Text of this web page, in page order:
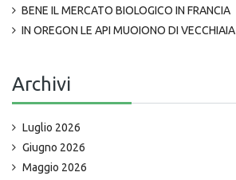
BENE IL MERCATO BIOLOGICO IN FRANCIA
IN OREGON LE API MUOIONO DI VECCHIAIA
Archivi
Luglio 2026
Giugno 2026
Maggio 2026